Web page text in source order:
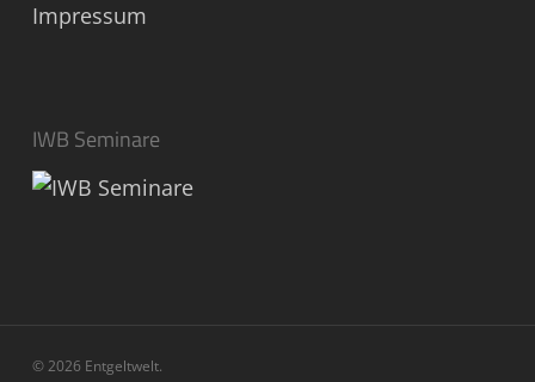
Impressum
IWB Seminare
© 2026 Entgeltwelt.